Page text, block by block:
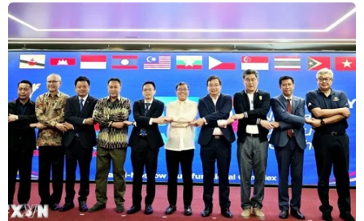
CƠ QUAN CHỦ QUẢN: THÔNG TẤN XÃ VIỆT NAM
Tổng Biên tập: TRẦN TIẾN DUẨN
Phó Tổng Biên tập: NGUYỄN THỊ TÁM, KHÚC THANH
THỦY
Sở hữu trí tuệ
Quy định sử dụng
RSS
Hỗ trợ